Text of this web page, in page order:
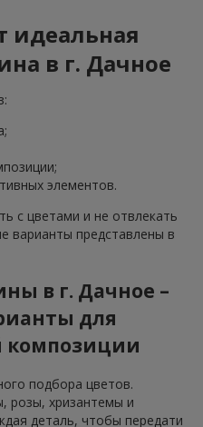
идеальная
в г. Дачное
элементов.
с цветами и не отвлекать
варианты представлены в
в г. Дачное –
для
композиции
подбора цветов.
розы, хризантемы и
деталь, чтобы передати